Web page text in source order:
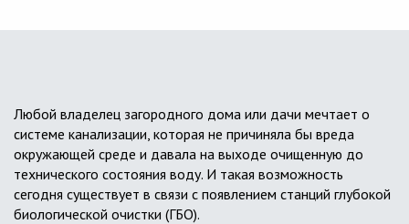
Любой владелец загородного дома или дачи мечтает о
системе канализации, которая не причиняла бы вреда
окружающей среде и давала на выходе очищенную до
технического состояния воду. И такая возможность
сегодня существует в связи с появлением станций глубокой
биологической очистки (ГБО).